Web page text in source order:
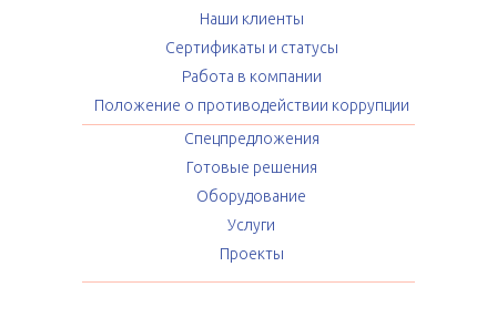
Наши клиенты
Сертификаты и статусы
Работа в компании
Положение о противодействии коррупции
Спецпредложения
Готовые решения
Оборудование
Услуги
Проекты